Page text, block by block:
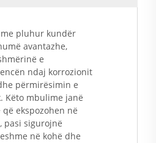
pluhur kundër
avantazhe,
e
ndaj korrozionit
përmirësimin e
Këto mbulime janë
ekspozohen në
pasi sigurojnë
në kohë dhe